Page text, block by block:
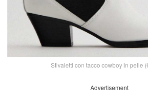
Stivaletti con tacco cowboy in pelle
Advertisement